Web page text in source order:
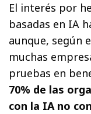
El interés por
basadas en IA
aunque, según
muchas
pruebas en
70% de las
con la IA no